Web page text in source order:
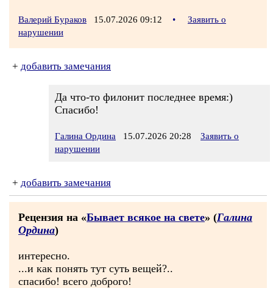
Валерий Бураков 15.07.2026 09:12 •
Заявить о
нарушении
+ добавить замечания
Да что-то филонит последнее время:)
Спасибо!
Галина Ордина 15.07.2026 20:28
Заявить о
нарушении
+ добавить замечания
Рецензия на «Бывает всякое на свете» (Галина
Ордина)
интересно.
...и как понять тут суть вещей?..
спасибо! всего доброго!